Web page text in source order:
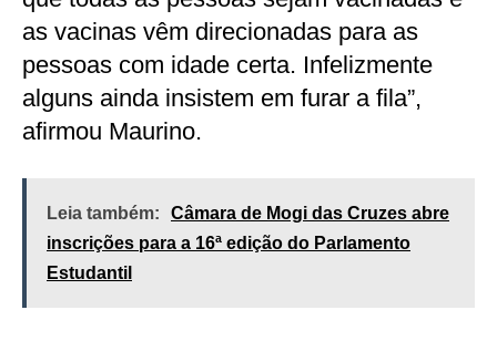
as vacinas vêm direcionadas para as
pessoas com idade certa. Infelizmente
alguns ainda insistem em furar a fila”,
afirmou Maurino.
Leia também:
Câmara de Mogi das Cruzes abre
inscrições para a 16ª edição do Parlamento
Estudantil